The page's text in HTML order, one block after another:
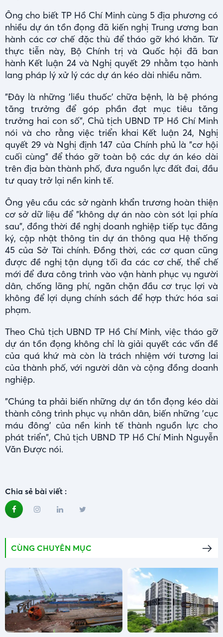
Ông cho biết TP Hồ Chí Minh cùng 5 địa phương có
nhiều dự án tồn đọng đã kiến nghị Trung ương ban
hành các cơ chế đặc thù để tháo gỡ khó khăn. Từ
thực tiễn này, Bộ Chính trị và Quốc hội đã ban
hành Kết luận 24 và Nghị quyết 29 nhằm tạo hành
lang pháp lý xử lý các dự án kéo dài nhiều năm.
"Đây là những 'liều thuốc' chữa bệnh, là bệ phóng
tăng trưởng để góp phần đạt mục tiêu tăng
trưởng hai con số", Chủ tịch UBND TP Hồ Chí Minh
nói và cho rằng việc triển khai Kết luận 24, Nghị
quyết 29 và Nghị định 147 của Chính phủ là "cơ hội
cuối cùng" để tháo gỡ toàn bộ các dự án kéo dài
trên địa bàn thành phố, đưa nguồn lực đất đai, đầu
tư quay trở lại nền kinh tế.
Ông yêu cầu các sở ngành khẩn trương hoàn thiện
cơ sở dữ liệu để "không dự án nào còn sót lại phía
sau", đồng thời đề nghị doanh nghiệp tiếp tục đăng
ký, cập nhật thông tin dự án thông qua Hệ thống
45 của Sở Tài chính. Đồng thời, các cơ quan cũng
được đề nghị tận dụng tối đa các cơ chế, thể chế
mới để đưa công trình vào vận hành phục vụ người
dân, chống lãng phí, ngăn chặn đầu cơ trục lợi và
không để lợi dụng chính sách để hợp thức hóa sai
phạm.
Theo Chủ tịch UBND TP Hồ Chí Minh, việc tháo gỡ
dự án tồn đọng không chỉ là giải quyết các vấn đề
của quá khứ mà còn là trách nhiệm với tương lai
của thành phố, với người dân và cộng đồng doanh
nghiệp.
"Chúng ta phải biến những dự án tồn đọng kéo dài
thành công trình phục vụ nhân dân, biến những 'cục
máu đông' của nền kinh tế thành nguồn lực cho
phát triển", Chủ tịch UBND TP Hồ Chí Minh Nguyễn
Văn Được nói.
Chia sẻ bài viết :
CÙNG CHUYÊN MỤC